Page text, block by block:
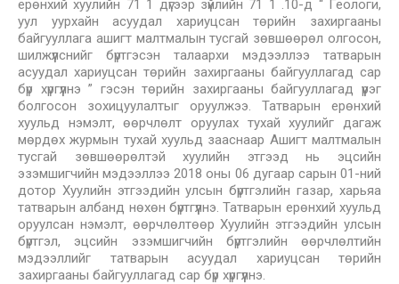
ерөнхий хуулийн 71 1 дүгээр зүйлийн 71 1 .10-д “ Геологи,
уул уурхайн асуудал хариуцсан төрийн захиргааны
байгууллага ашигт малтмалын тусгай зөвшөөрөл олгосон,
шилжүүлснийг бүртгэсэн талаархи мэдээллээ татварын
асуудал хариуцсан төрийн захиргааны байгууллагад сар
бүр хүргүүлнэ ” гэсэн төрийн захиргааны байгууллагад үүрэг
болгосон зохицуулалтыг оруулжээ. Татварын ерөнхий
хуульд нэмэлт, өөрчлөлт оруулах тухай хуулийг дагаж
мөрдөх журмын тухай хуульд зааснаар Ашигт малтмалын
тусгай зөвшөөрөлтэй хуулийн этгээд нь эцсийн
эзэмшигчийн мэдээллээ 2018 оны 06 дугаар сарын 01-ний
дотор Хуулийн этгээдийн улсын бүртгэлийн газар, харьяа
татварын албанд нөхөн бүртгүүлнэ. Татварын ерөнхий хуульд
оруулсан нэмэлт, өөрчлөлтөөр Хуулийн этгээдийн улсын
бүртгэл, эцсийн эзэмшигчийн бүртгэлийн өөрчлөлтийн
мэдээллийг татварын асуудал хариуцсан төрийн
захиргааны байгууллагад сар бүр хүргүүлнэ.